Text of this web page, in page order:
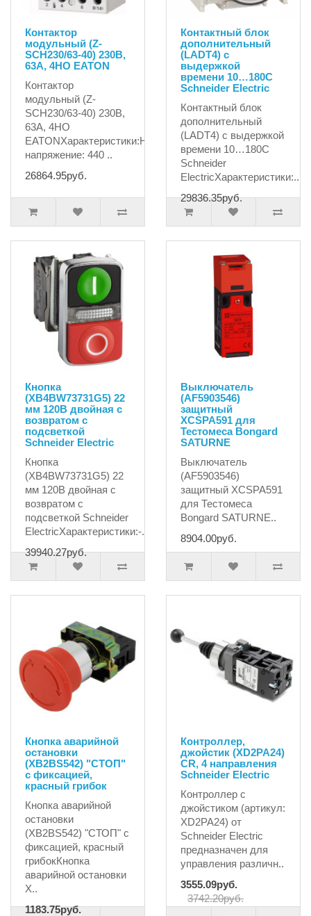
Контактор
модульный (Z-
SCH230/63-40) 230В,
63А, 4НО EATON
Контактор
модульный (Z-
SCH230/63-40) 230В,
63А, 4НО
EATONХарактеристики:Номинальное
напряжение: 440 ..
26864.95руб.
Контактный блок
дополнительный
(LADT4) с
выдержкой
времени 10…180С
Schneider Electric
Контактный блок
дополнительный
(LADT4) с выдержкой
времени 10…180С
Schneider
ElectricХарактеристики:..
29836.35руб.
Кнопка
(XB4BW73731G5) 22
мм 120В двойная с
возвратом с
подсветкой
Schneider Electric
Кнопка
(XB4BW73731G5) 22
мм 120В двойная с
возвратом с
подсветкой Schneider
ElectricХарактеристики:-..
39940.27руб.
Выключатель
(AF5903546)
защитный
XCSPA591 для
Тестомеса Bongard
SATURNE
Выключатель
(AF5903546)
защитный XCSPA591
для Тестомеса
Bongard SATURNE..
8904.00руб.
Кнопка аварийной
остановки
(XB2BS542) "СТОП"
с фиксацией,
красный грибок
Кнопка аварийной
остановки
(XB2BS542) "СТОП" с
фиксацией, красный
грибокКнопка
аварийной остановки
X..
1183.75руб.
Контроллер,
джойстик (XD2PA24)
CR, 4 направления
Schneider Electric
Контроллер с
джойстиком (артикул:
XD2PA24) от
Schneider Electric
предназначен для
управления различн..
3555.09руб.
3742.20руб.